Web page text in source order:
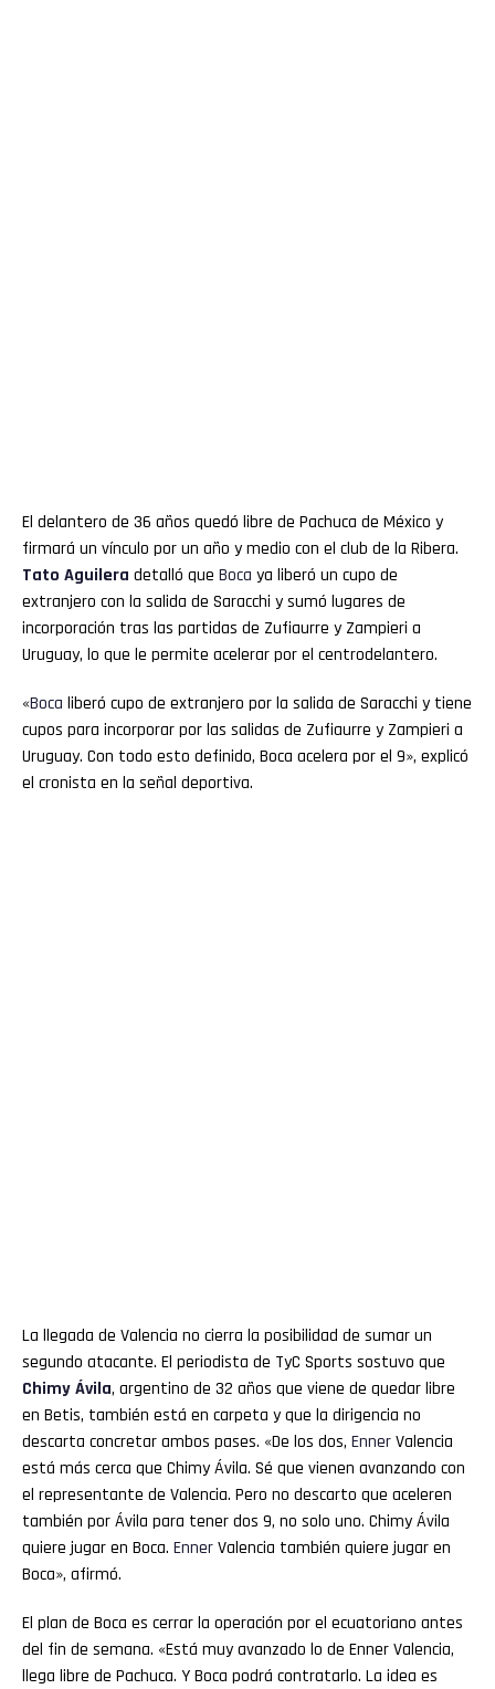
El delantero de 36 años quedó libre de Pachuca de México y
firmará un vínculo por un año y medio con el club de la Ribera.
Tato Aguilera detalló que Boca ya liberó un cupo de
extranjero con la salida de Saracchi y sumó lugares de
incorporación tras las partidas de Zufiaurre y Zampieri a
Uruguay, lo que le permite acelerar por el centrodelantero.
«Boca liberó cupo de extranjero por la salida de Saracchi y tiene
cupos para incorporar por las salidas de Zufiaurre y Zampieri a
Uruguay. Con todo esto definido, Boca acelera por el 9», explicó
el cronista en la señal deportiva.
La llegada de Valencia no cierra la posibilidad de sumar un
segundo atacante. El periodista de TyC Sports sostuvo que
Chimy Ávila, argentino de 32 años que viene de quedar libre
en Betis, también está en carpeta y que la dirigencia no
descarta concretar ambos pases. «De los dos, EnnerValencia
está más cerca que Chimy Ávila. Sé que vienen avanzando con
el representante de Valencia. Pero no descarto que aceleren
también por Ávila para tener dos 9, no solo uno. Chimy Ávila
quiere jugar en Boca. EnnerValencia también quiere jugar en
Boca», afirmó.
El plan de Boca es cerrar la operación por el ecuatoriano antes
del fin de semana. «Está muy avanzado lo de Enner Valencia,
llega libre de Pachuca. Y Boca podrá contratarlo. La idea es